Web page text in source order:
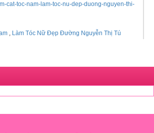
cat-toc-nam-lam-toc-nu-dep-duong-nguyen-thi-
, Làm Tóc Nữ Đẹp Đường Nguyễn Thị Tú